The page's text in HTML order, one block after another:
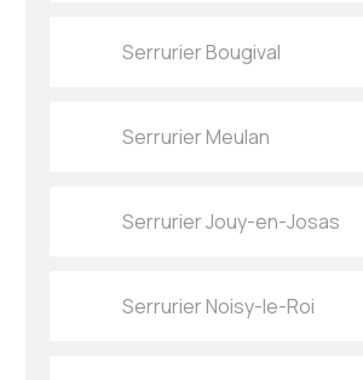
Serrurier Bougival
Serrurier Meulan
Serrurier Jouy-en-Josas
Serrurier Noisy-le-Roi